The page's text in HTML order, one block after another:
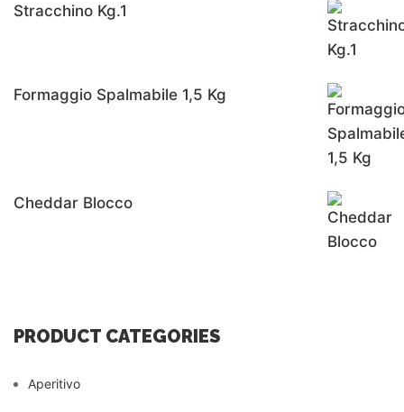
Stracchino Kg.1
Formaggio Spalmabile 1,5 Kg
Cheddar Blocco
PRODUCT CATEGORIES
Aperitivo